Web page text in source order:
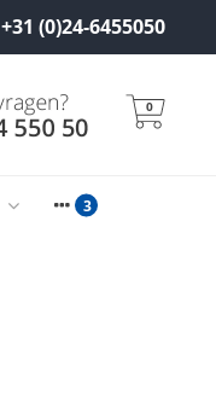
+31 (0)24-6455050
0